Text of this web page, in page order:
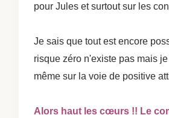
pour Jules et surtout sur les
Je sais que tout est encore
risque zéro n'existe pas mais
même sur la voie de positive
Alors haut les cœurs !! Le